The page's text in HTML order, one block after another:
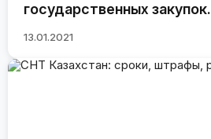
государственных закупок.
13.01.2021